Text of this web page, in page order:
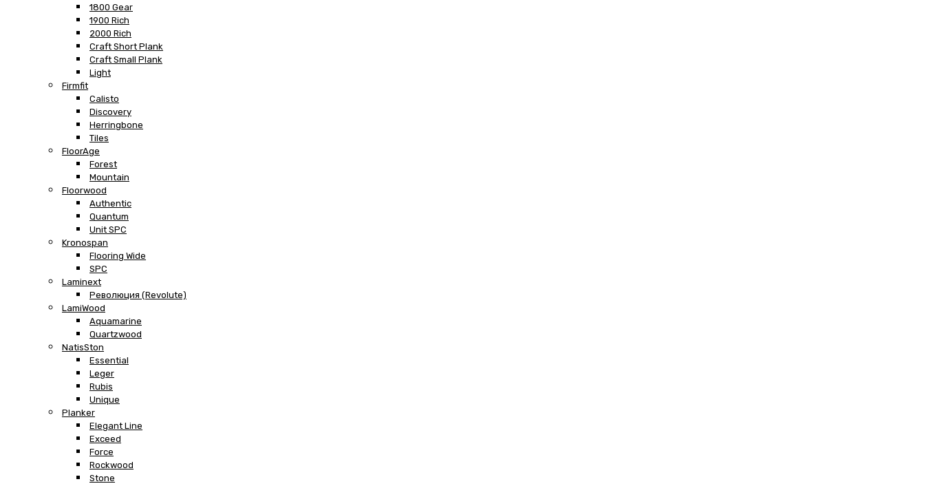
1800 Gear
1900 Rich
2000 Rich
Craft Short Plank
Craft Small Plank
Light
Firmfit
Calisto
Discovery
Herringbone
Tiles
FloorAge
Forest
Mountain
Floorwood
Authentic
Quantum
Unit SPC
Kronospan
Flooring Wide
SPC
Laminext
Революция (Revolute)
LamiWood
Aquamarine
Quartzwood
NatisSton
Essential
Leger
Rubis
Unique
Planker
Elegant Line
Exceed
Force
Rockwood
Stone